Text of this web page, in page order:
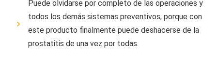
Puede olvidarse por completo de las operaciones y
todos los demás sistemas preventivos, porque con
este producto finalmente puede deshacerse de la
prostatitis de una vez por todas.